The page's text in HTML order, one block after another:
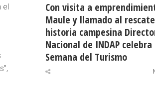
el
Con visita a
Maule y llamado al
historia campesina
Nacional de INDAP celebra
Semana del Turismo